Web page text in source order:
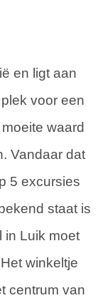
en ligt aan
voor een
waard
Vandaar dat
5 excursies
staat is
in Luik moet
winkeltje
centrum van